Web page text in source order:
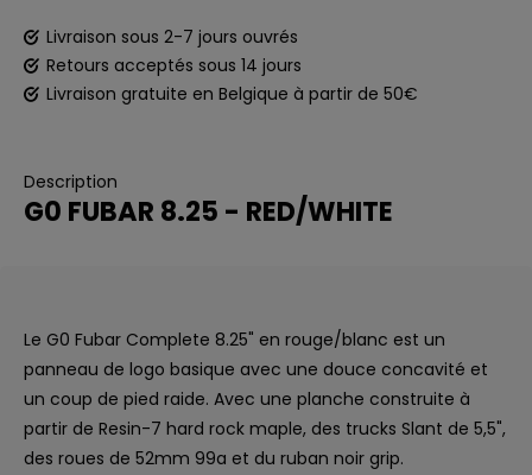
Livraison sous 2-7 jours ouvrés
Retours acceptés sous 14 jours
Livraison gratuite en Belgique à partir de 50€
Description
G0 FUBAR 8.25 - RED/WHITE
Le G0 Fubar Complete 8.25" en rouge/blanc est un
panneau de logo basique avec une douce concavité et
un coup de pied raide. Avec une planche construite à
partir de Resin-7 hard rock maple, des trucks Slant de 5,5",
des roues de 52mm 99a et du ruban noir grip.